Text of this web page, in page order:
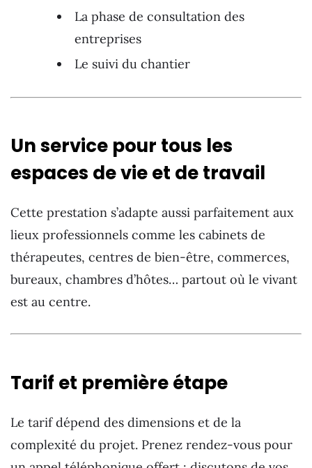
La phase de consultation des
entreprises
Le suivi du chantier
Un service pour tous les
espaces de vie et de travail
Cette prestation s’adapte aussi parfaitement aux
lieux professionnels comme les cabinets de
thérapeutes, centres de bien-être, commerces,
bureaux, chambres d’hôtes… partout où le vivant
est au centre.
Tarif et première étape
Le tarif dépend des dimensions et de la
complexité du projet. Prenez rendez-vous pour